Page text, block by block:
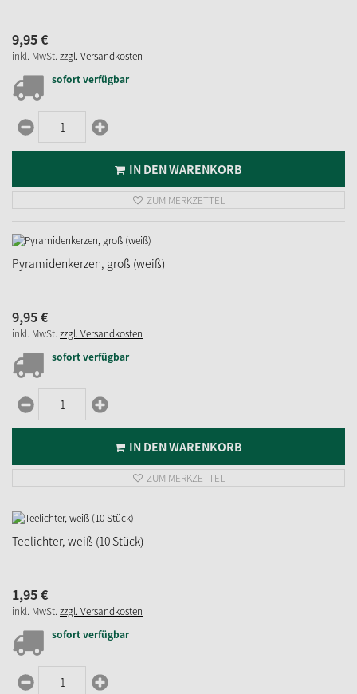
9,95€
inkl. MwSt. zzgl. Versandkosten
sofort verfügbar
IN DEN WARENKORB
ZUM MERKZETTEL
Pyramidenkerzen, groß (weiß)
9,95€
inkl. MwSt. zzgl. Versandkosten
sofort verfügbar
IN DEN WARENKORB
ZUM MERKZETTEL
Teelichter, weiß (10 Stück)
1,95€
inkl. MwSt. zzgl. Versandkosten
sofort verfügbar